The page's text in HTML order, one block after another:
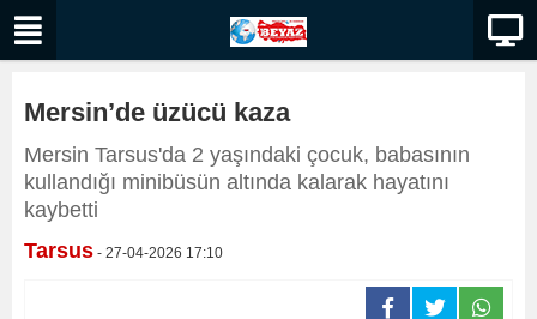
Mersin’de üzücü kaza
Mersin Tarsus'da 2 yaşındaki çocuk, babasının
kullandığı minibüsün altında kalarak hayatını
kaybetti
Tarsus - 27-04-2026 17:10